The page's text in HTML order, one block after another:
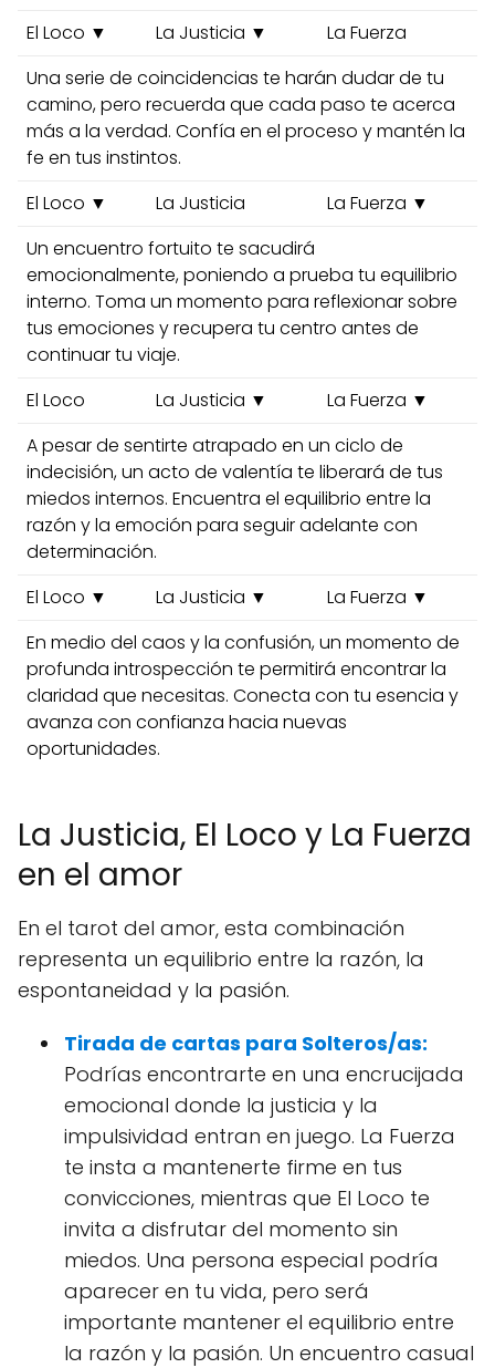
El Loco ▼ La Justicia ▼
La Fuerza
Una serie de coincidencias te harán dudar de tu
camino, pero recuerda que cada paso te acerca
más a la verdad. Confía en el proceso y mantén la
fe en tus instintos.
El Loco ▼
La Justicia
La Fuerza ▼
Un encuentro fortuito te sacudirá
emocionalmente, poniendo a prueba tu equilibrio
interno. Toma un momento para reflexionar sobre
tus emociones y recupera tu centro antes de
continuar tu viaje.
El Loco
La Justicia ▼
La Fuerza ▼
A pesar de sentirte atrapado en un ciclo de
indecisión, un acto de valentía te liberará de tus
miedos internos. Encuentra el equilibrio entre la
razón y la emoción para seguir adelante con
determinación.
El Loco ▼
La Justicia ▼
La Fuerza ▼
En medio del caos y la confusión, un momento de
profunda introspección te permitirá encontrar la
claridad que necesitas. Conecta con tu esencia y
avanza con confianza hacia nuevas
oportunidades.
La Justicia, El Loco y La Fuerza
en el amor
En el tarot del amor, esta combinación
representa un equilibrio entre la razón, la
espontaneidad y la pasión.
Tirada de cartas para Solteros/as:
Podrías encontrarte en una encrucijada
emocional donde la justicia y la
impulsividad entran en juego. La Fuerza
te insta a mantenerte firme en tus
convicciones, mientras que El Loco te
invita a disfrutar del momento sin
miedos. Una persona especial podría
aparecer en tu vida, pero será
importante mantener el equilibrio entre
la razón y la pasión. Un encuentro casual